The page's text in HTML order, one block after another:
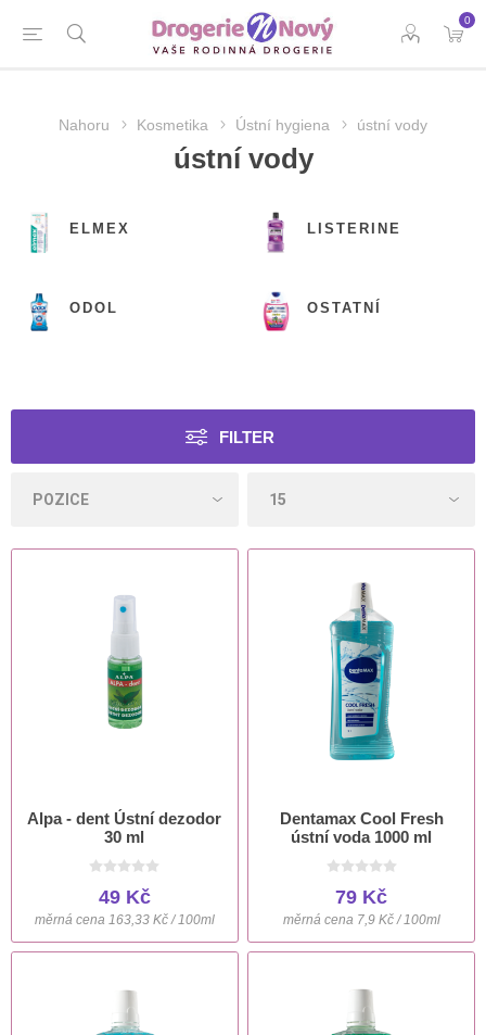
0
Nahoru Kosmetika Ústní hygiena ústní vody
ústní vody
ELMEX LISTERINE
ODOL OSTATNÍ
FILTER
Alpa - dent Ústní dezodor
30 ml
49 Kč
měrná cena 163,33 Kč / 100ml
Dentamax Cool Fresh
ústní voda 1000 ml
79 Kč
měrná cena 7,9 Kč / 100ml